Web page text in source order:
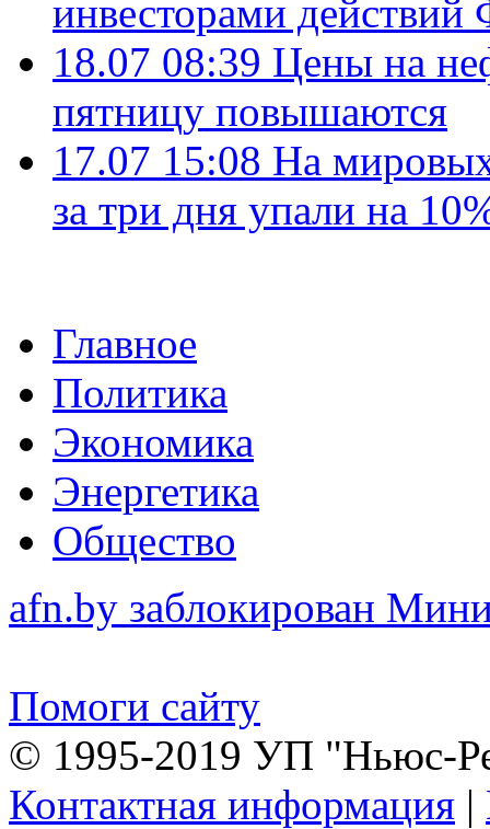
инвесторами
18.07 08:39 Цены на
пятницу повышаются
17.07 15:08 На
за три дня упали на
Главное
Политика
Экономика
Энергетика
Общество
afn.by заблокирован
Помоги сайту
© 1995-2019 УП "Ньюс-
Контактная информация |